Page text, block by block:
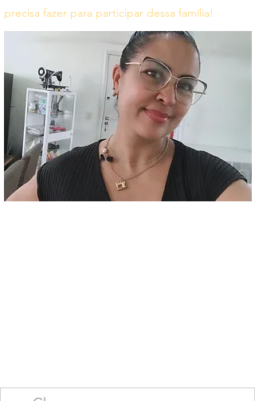
precisa fazer para participar dessa família!